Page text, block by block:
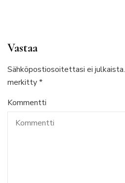
Vastaa
Sähköpostiosoitettasi ei julkaista.
merkitty*
Kommentti